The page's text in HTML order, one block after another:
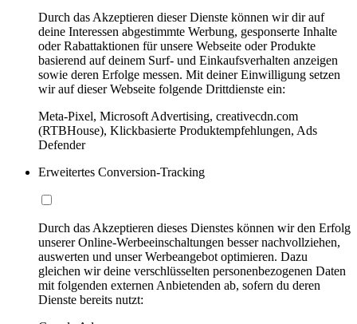
Durch das Akzeptieren dieser Dienste können wir dir auf
deine Interessen abgestimmte Werbung, gesponserte Inhalte
oder Rabattaktionen für unsere Webseite oder Produkte
basierend auf deinem Surf- und Einkaufsverhalten anzeigen
sowie deren Erfolge messen. Mit deiner Einwilligung setzen
wir auf dieser Webseite folgende Drittdienste ein:
Meta-Pixel, Microsoft Advertising, creativecdn.com
(RTBHouse), Klickbasierte Produktempfehlungen, Ads
Defender
Erweitertes Conversion-Tracking
Durch das Akzeptieren dieses Dienstes können wir den Erfolg
unserer Online-Werbeeinschaltungen besser nachvollziehen,
auswerten und unser Werbeangebot optimieren. Dazu
gleichen wir deine verschlüsselten personenbezogenen Daten
mit folgenden externen Anbietenden ab, sofern du deren
Dienste bereits nutzt: